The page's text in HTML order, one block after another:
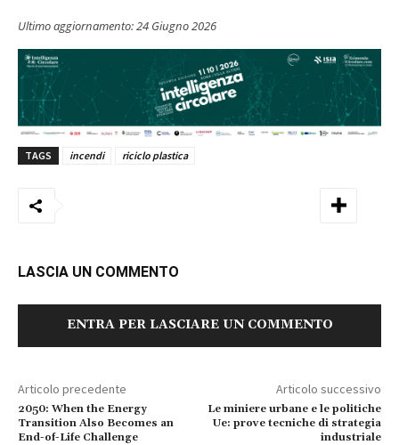
Ultimo aggiornamento:24 Giugno 2026
TAGS incendi riciclo plastica
LASCIA UN COMMENTO
ENTRA PER LASCIARE UN COMMENTO
Articolo precedente
2050: When the Energy
Transition Also Becomes an
End-of-Life Challenge
Articolo successivo
Le miniere urbane e le politiche
Ue: prove tecniche di strategia
industriale